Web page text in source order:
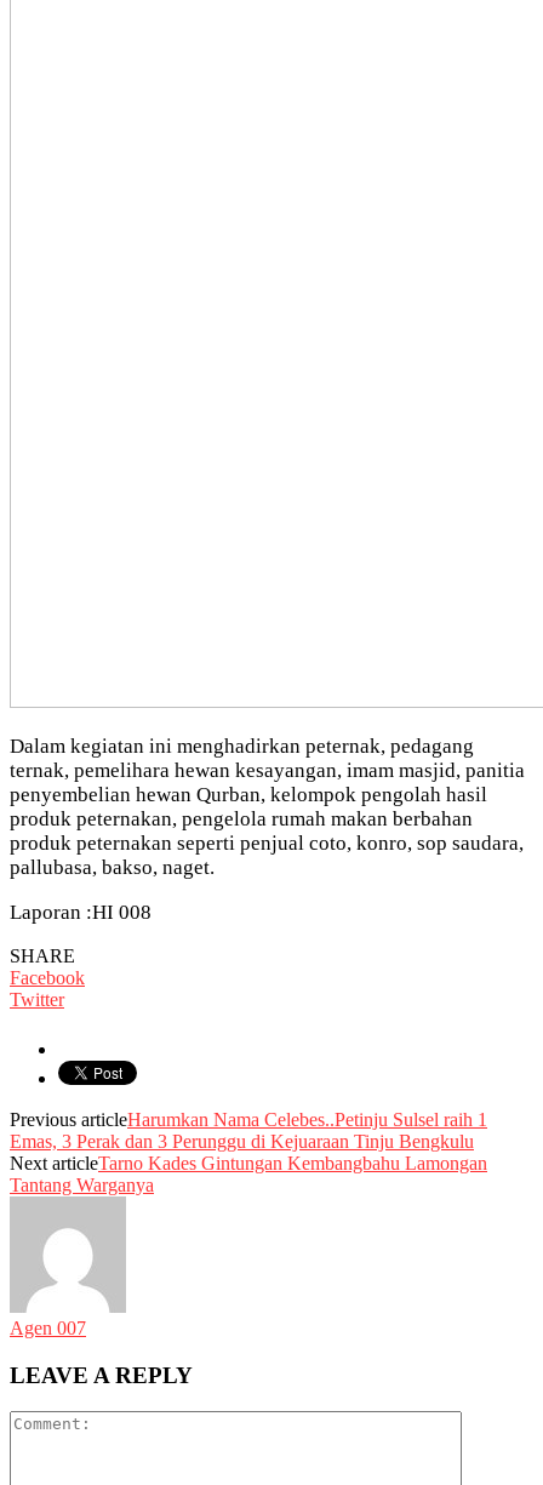
Dalam kegiatan ini menghadirkan peternak, pedagang
ternak, pemelihara hewan kesayangan, imam masjid, panitia
penyembelian hewan Qurban, kelompok pengolah hasil
produk peternakan, pengelola rumah makan berbahan
produk peternakan seperti penjual coto, konro, sop saudara,
pallubasa, bakso, naget.
Laporan :HI 008
SHARE
Facebook
Twitter
Previous articleHarumkan Nama Celebes..Petinju Sulsel raih 1
Emas, 3 Perak dan 3 Perunggu di Kejuaraan Tinju Bengkulu
Next articleTarno Kades Gintungan Kembangbahu Lamongan
Tantang Warganya
Agen 007
LEAVE A REPLY